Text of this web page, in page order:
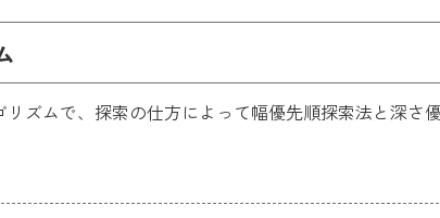
ズムで、探索の仕方によって幅優先順探索法と深さ